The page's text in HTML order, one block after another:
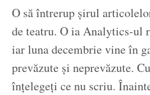
O să întrerup șirul
de teatru. O ia Analytics-ul
iar luna decembrie vine în
prevăzute și neprevăzute.
înțelegeți ce nu scriu.